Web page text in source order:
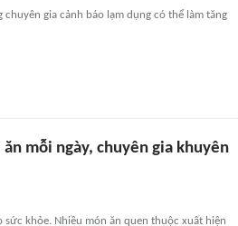
gia cảnh báo lạm dụng có thể làm tăng
mỗi ngày, chuyên gia khuyên
khỏe. Nhiều món ăn quen thuộc xuất hiện